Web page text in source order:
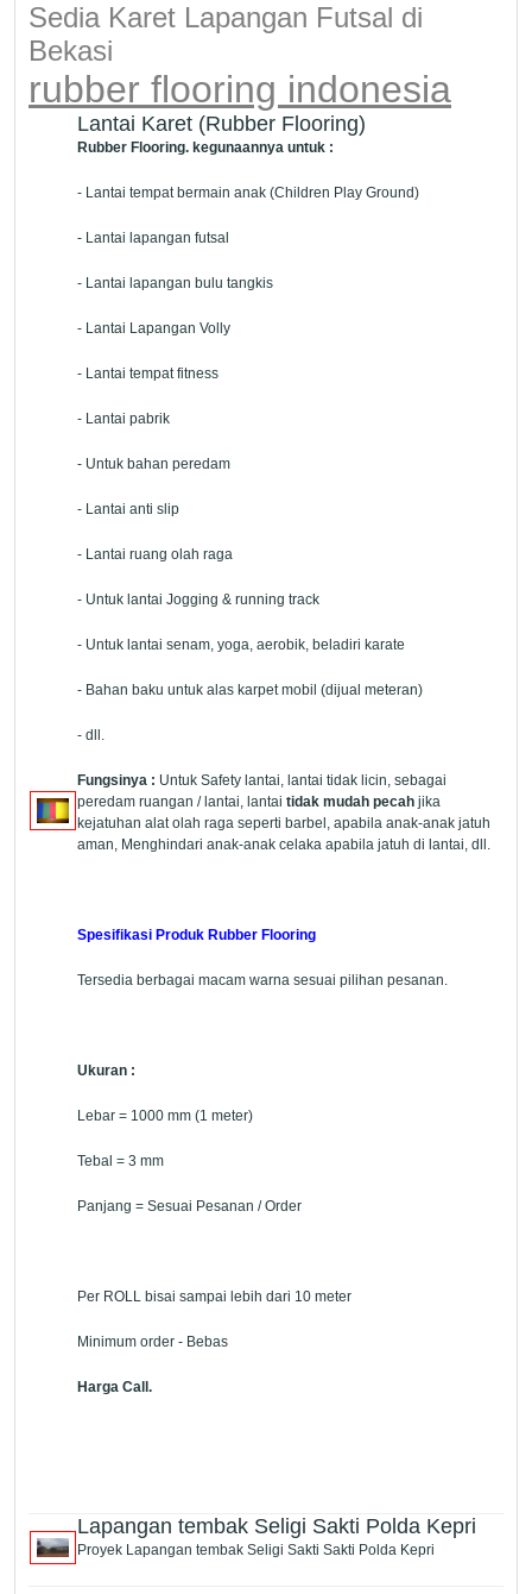
Sedia Karet Lapangan Futsal di
Bekasi
rubber flooring indonesia
Lantai Karet (Rubber Flooring)
Rubber Flooring. kegunaannya untuk :
- Lantai tempat bermain anak (Children Play Ground)
- Lantai lapangan futsal
- Lantai lapangan bulu tangkis
- Lantai Lapangan Volly
- Lantai tempat fitness
- Lantai pabrik
- Untuk bahan peredam
- Lantai anti slip
- Lantai ruang olah raga
- Untuk lantai Jogging & running track
- Untuk lantai senam, yoga, aerobik, beladiri karate
- Bahan baku untuk alas karpet mobil (dijual meteran)
- dll.
Fungsinya : Untuk Safety lantai, lantai tidak licin, sebagai
peredam ruangan / lantai, lantai tidak mudah pecah jika
kejatuhan alat olah raga seperti barbel, apabila anak-anak jatuh
aman, Menghindari anak-anak celaka apabila jatuh di lantai, dll.
Spesifikasi Produk Rubber Flooring
Tersedia berbagai macam warna sesuai pilihan pesanan.
Ukuran :
Lebar = 1000 mm (1 meter)
Tebal = 3 mm
Panjang = Sesuai Pesanan / Order
Per ROLL bisai sampai lebih dari 10 meter
Minimum order - Bebas
Harga Call.
Lapangan tembak Seligi Sakti Polda Kepri
Proyek Lapangan tembak Seligi Sakti Sakti Polda Kepri